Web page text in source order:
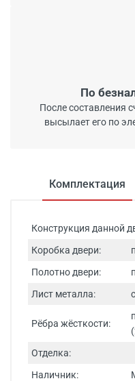
По
После составления
высылает его по
Комплектация
Конструкция данной
Коробка двери:
Полотно двери:
Лист металла:
Рёбра жёсткости:
Отделка:
Наличник: